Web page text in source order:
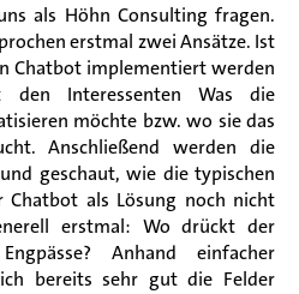
als Höhn Consulting fragen.
erstmal zwei Ansätze. Ist
Chatbot implementiert werden
Interessenten Was die
möchte bzw. wo sie das
Anschließend werden die
geschaut, wie die typischen
Chatbot als Lösung noch nicht
erstmal: Wo drückt der
Anhand einfacher
bereits sehr gut die Felder